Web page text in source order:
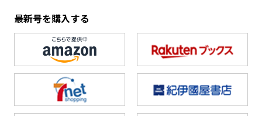
最新号を購入する